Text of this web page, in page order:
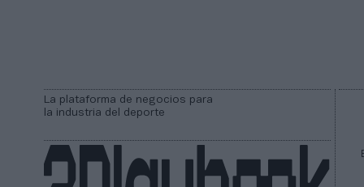
La plataforma de negocios para
la industria del deporte